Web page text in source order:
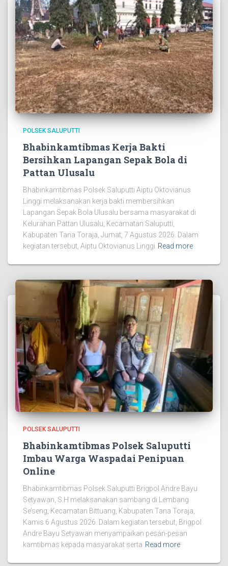
POLSEK SALUPUTTI
Bhabinkamtibmas Kerja Bakti
Bersihkan Lapangan Sepak Bola di
Pattan Ulusalu
Bhabinkamtibmas Polsek Saluputti Aiptu Oktovianus
Linggi melaksanakan kerja bakti membersihkan
Lapangan Sepak Bola Ulusalu bersama masyarakat di
Kelurahan Pattan Ulusalu, Kecamatan Saluputti,
Kabupaten Tana Toraja, Jumat, 7 Agustus 2026. Dalam
kegiatan tersebut, Aiptu Oktovianus Linggi Read more
POLSEK SALUPUTTI
Bhabinkamtibmas Polsek Saluputti
Imbau Warga Waspadai Penipuan
Online
Bhabinkamtibmas Polsek Saluputti Brigpol Andre Bayu
Setyawan, S.H melaksanakan sambang di Lembang
Se’seng, Kecamatan Bittuang, Kabupaten Tana Toraja,
Kamis 6 Agustus 2026. Dalam kegiatan tersebut, Brigpol
Andre Bayu Setyawan menyampaikan pesan-pesan
kamtibmas kepada masyarakat serta Read more